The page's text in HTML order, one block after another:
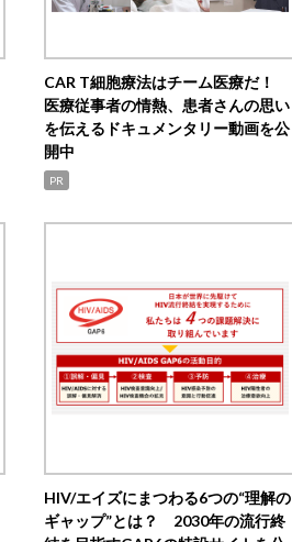
CAR T細胞療法はチーム医療だ！
医療従事者の情熱、患者さんの思い
を伝えるドキュメンタリー動画を公
開中
PR
HIV/エイズにまつわる6つの“理解の
ギャップ”とは？ 2030年の流行終